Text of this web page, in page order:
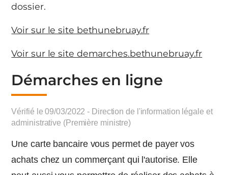
dossier.
Voir sur le site bethunebruay.fr
Voir sur le site demarches.bethunebruay.fr
Démarches en ligne
Vérifié le 09/03/2022 - Direction de l'information légale et
administrative (Première ministre)
Une carte bancaire vous permet de payer vos
achats chez un commerçant qui l'autorise. Elle